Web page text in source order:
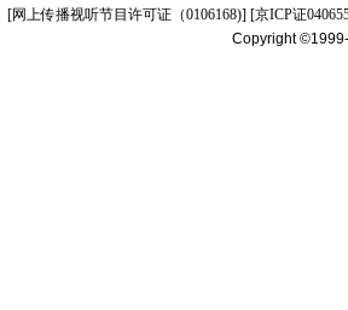
[网上传播视听节目许可证（0106168)] [京ICP证
Copyright